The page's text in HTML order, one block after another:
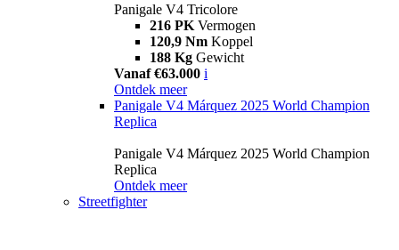
Panigale V4 Tricolore
216 PK Vermogen
120,9 Nm Koppel
188 Kg Gewicht
Vanaf €63.000 i
Ontdek meer
Panigale V4 Márquez 2025 World Champion
Replica
Panigale V4 Márquez 2025 World Champion
Replica
Ontdek meer
Streetfighter